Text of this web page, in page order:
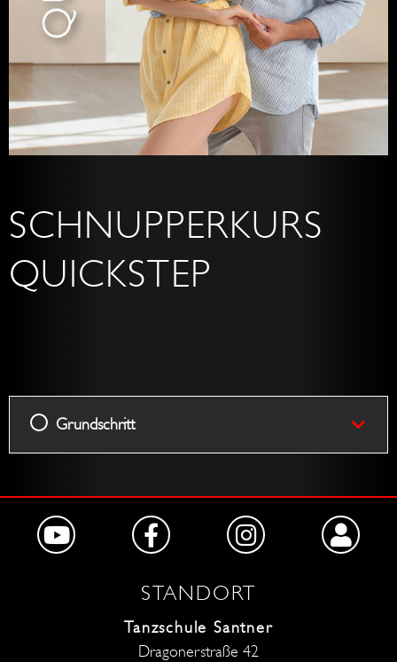
SCHNUPPERKURS
QUICKSTEP
Grundschritt
STANDORT
Tanzschule Santner
Dragonerstraße 42